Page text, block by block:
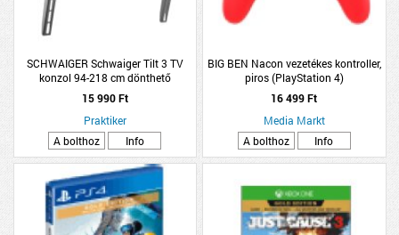
SCHWAIGER Schwaiger Tilt 3 TV
konzol 94-218 cm dönthető
max.50kg 37&quot;-86&quot;
15 990 Ft
Praktiker
A bolthoz
Info
BIG BEN Nacon vezetékes kontroller,
piros (PlayStation 4)
16 499 Ft
Media Markt
A bolthoz
Info